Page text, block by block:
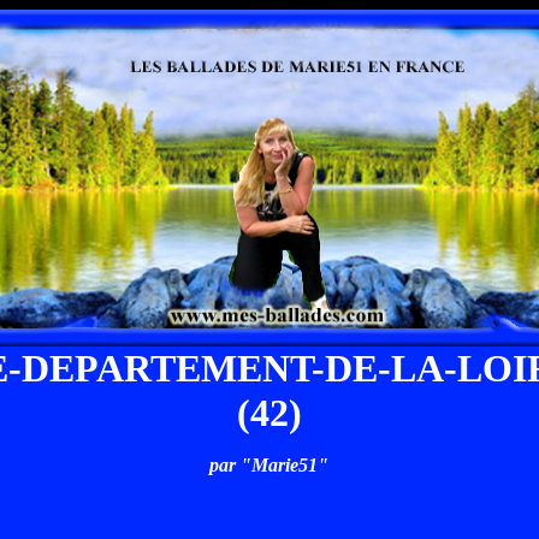
DEPARTEMENT-DE-LA-
(42)
par "Marie51"